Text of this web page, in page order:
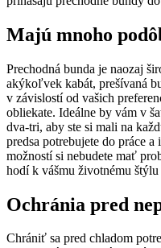
Majú mnoho
Prechodná bunda je naozaj
akýkoľvek kabát, prešívaná
v závislostí od vašich
obliekate. Ideálne by vám v
dva-tri, aby ste si mali na
predsa potrebujete do práce
možností si nebudete mať
hodí k vášmu životnému štýlu
Ochránia pred
Chrániť sa pred chladom